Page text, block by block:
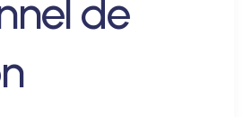
de